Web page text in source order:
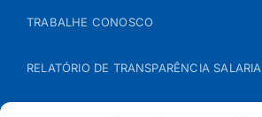
TRABALHE CONOSCO
RELATÓRIO DE TRANSPARÊNCIA